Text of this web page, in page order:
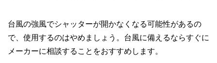
台風の強風でシャッターが開かなくなる可能性があるの
で、使用するのはやめましょう。台風に備えるならすぐに
メーカーに相談することをおすすめします。